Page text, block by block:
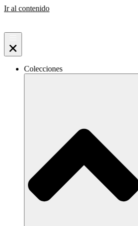
Ir al contenido
Colecciones